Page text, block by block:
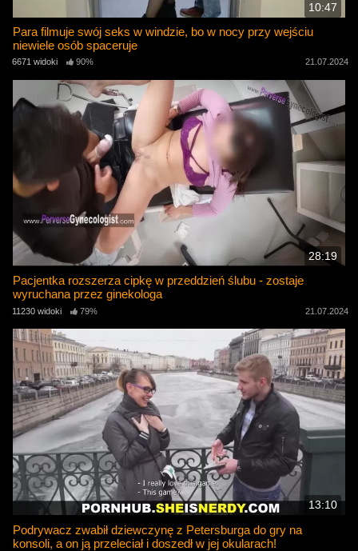
10:47
Para filmuje swój seks w windzie, bo w nocy przy wejściu
niewiele osób spaceruje
6671 widoki 90% 21.07.2024
28:19
Pacjentka rozszerza cipkę w przeddzień ślubu - zostaje
wyruchana przez ginekologa
11230 widoki 79% 21.07.2024
13:10
Podrywacz zwabił dziewczynę z Petersburga do gry na
konsoli, a on ją przeleciał i doszedł w jej okularach!